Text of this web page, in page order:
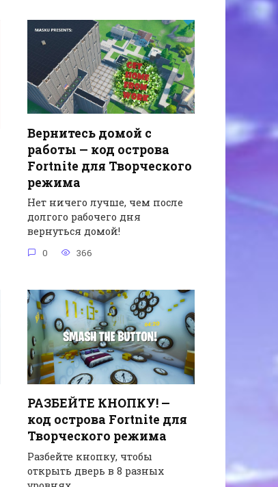
Вернитесь домой с
работы — код острова
Fortnite для Творческого
режима
Нет ничего лучше, чем после
долгого рабочего дня
вернуться домой!
0 366
РАЗБЕЙТЕ КНОПКУ! —
код острова Fortnite для
Творческого режима
Разбейте кнопку, чтобы
открыть дверь в 8 разных